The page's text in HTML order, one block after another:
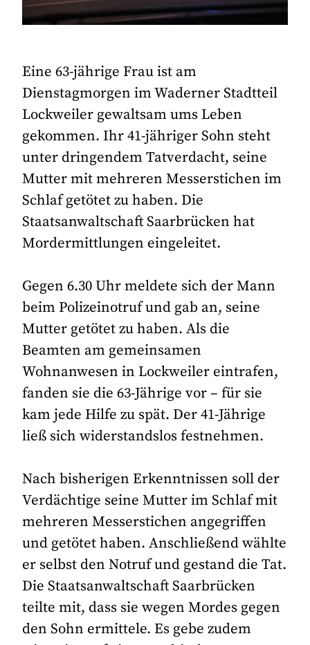
Eine 63-jährige Frau ist am
Dienstagmorgen im Waderner Stadtteil
Lockweiler gewaltsam ums Leben
gekommen. Ihr 41-jähriger Sohn steht
unter dringendem Tatverdacht, seine
Mutter mit mehreren Messerstichen im
Schlaf getötet zu haben. Die
Staatsanwaltschaft Saarbrücken hat
Mordermittlungen eingeleitet.
Gegen 6.30 Uhr meldete sich der Mann
beim Polizeinotruf und gab an, seine
Mutter getötet zu haben. Als die
Beamten am gemeinsamen
Wohnanwesen in Lockweiler eintrafen,
fanden sie die 63-Jährige vor – für sie
kam jede Hilfe zu spät. Der 41-Jährige
ließ sich widerstandslos festnehmen.
Nach bisherigen Erkenntnissen soll der
Verdächtige seine Mutter im Schlaf mit
mehreren Messerstichen angegriffen
und getötet haben. Anschließend wählte
er selbst den Notruf und gestand die Tat.
Die Staatsanwaltschaft Saarbrücken
teilte mit, dass sie wegen Mordes gegen
den Sohn ermittele. Es gebe zudem